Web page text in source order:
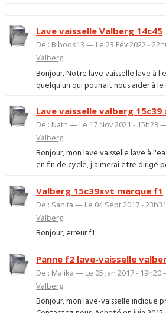
Lave vaisselle Valberg 14c45
De : Biboos13 — Le 23 Fév 2022 -
Valberg
Bonjour, Notre lave vaisselle lave à
quelqu'un qui pourrait nous aider à
Lave vaisselle valberg 15c39
De : Nath — Le 17 Nov 2021 - 15h23
Valberg
Bonjour, mon lave vaisselle lave à
en fin de cycle, j'aimerai etre dirigé
Valberg 15c39xvt marque f1
De : Sanita — Le 04 Sept 2017 -
Valberg
Bonjour, erreur f1
Panne f2 lave-vaisselle
De : Malika — Le 05 Jan 2017 -
Valberg
Bonjour, mon lave-vaisselle indique